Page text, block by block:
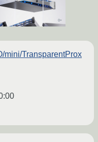
mini/TransparentProx